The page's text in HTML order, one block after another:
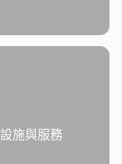
設施與服務